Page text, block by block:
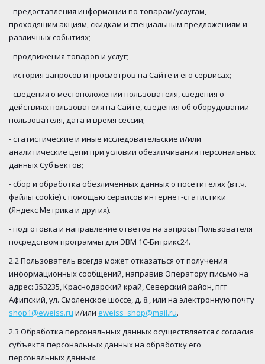
- предоставления информации по товарам/услугам,
проходящим акциям, скидкам и специальным предложениям и
различных событиях;
- продвижения товаров и услуг;
- история запросов и просмотров на Сайте и его сервисах;
- сведения о местоположении пользователя, сведения о
действиях пользователя на Сайте, сведения об оборудовании
пользователя, дата и время сессии;
- статистические и иные исследовательские и/или
аналитические цепи при условии обезличивания персональных
данных Субъектов;
- сбор и обработка обезличенных данных о посетителях (вт.ч.
файлы cookie) с помощью сервисов интернет-статистики
(Яндекс Метрика и других).
- подготовка и направление ответов на запросы Пользователя
посредством программы для ЭВМ 1С-Битрикс24.
2.2 Пользователь всегда может отказаться от получения
информационных сообщений, направив Оператору письмо на
адрес: 353235, Краснодарский край, Северский район, пгт
Афипский, ул. Смоленское шоссе, д. 8., или на электронную почту
shop1@eweiss.ru и/или eweiss_shop@mail.ru.
2.3 Обработка персональных данных осуществляется с согласия
субъекта персональных данных на обработку его
персональных данных.